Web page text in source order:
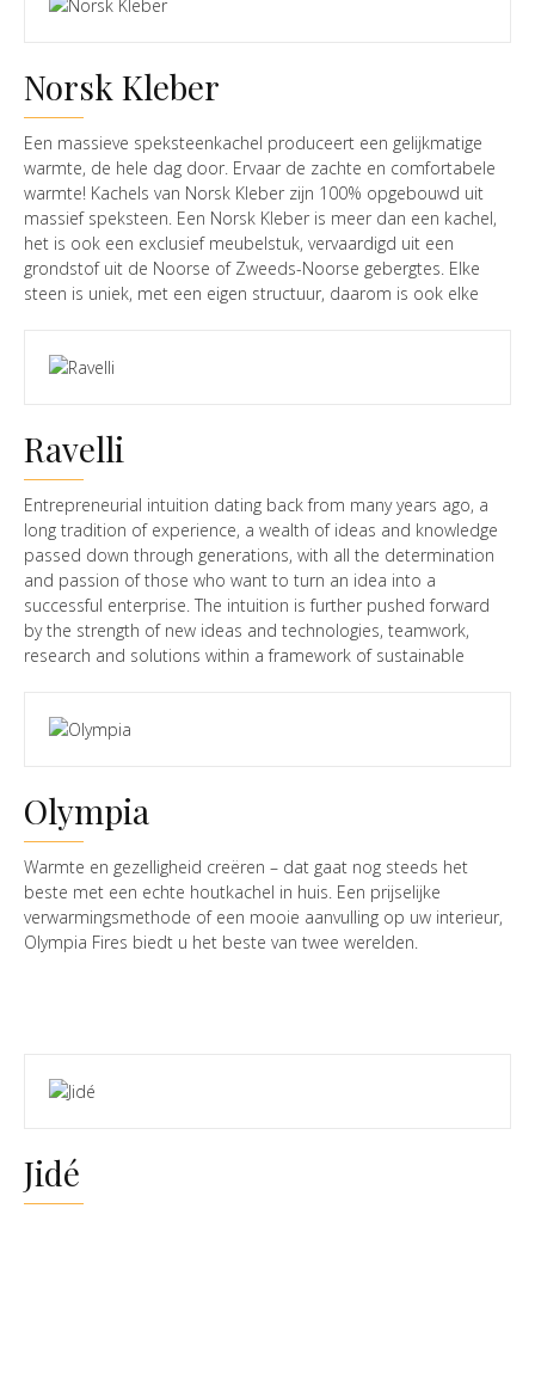
Norsk Kleber
Een massieve speksteenkachel produceert een gelijkmatige
warmte, de hele dag door. Ervaar de zachte en comfortabele
warmte! Kachels van Norsk Kleber zijn 100% opgebouwd uit
massief speksteen. Een Norsk Kleber is meer dan een kachel,
het is ook een exclusief meubelstuk, vervaardigd uit een
grondstof uit de Noorse of Zweeds-Noorse gebergtes. Elke
steen is uniek, met een eigen structuur, daarom is ook elke
stuk Noors handwerk waarin de natuur duidelijk zichtbaar is.
Ravelli
Entrepreneurial intuition dating back from many years ago, a
long tradition of experience, a wealth of ideas and knowledge
passed down through generations, with all the determination
and passion of those who want to turn an idea into a
successful enterprise. The intuition is further pushed forward
by the strength of new ideas and technologies, teamwork,
research and solutions within a framework of sustainable
autonomous division of C.F.M. srl, a specialized company that
company in the heating sector.
Olympia
Warmte en gezelligheid creëren – dat gaat nog steeds het
beste met een echte houtkachel in huis. Een prijselijke
verwarmingsmethode of een mooie aanvulling op uw interieur,
Olympia Fires biedt u het beste van twee werelden.
Jidé